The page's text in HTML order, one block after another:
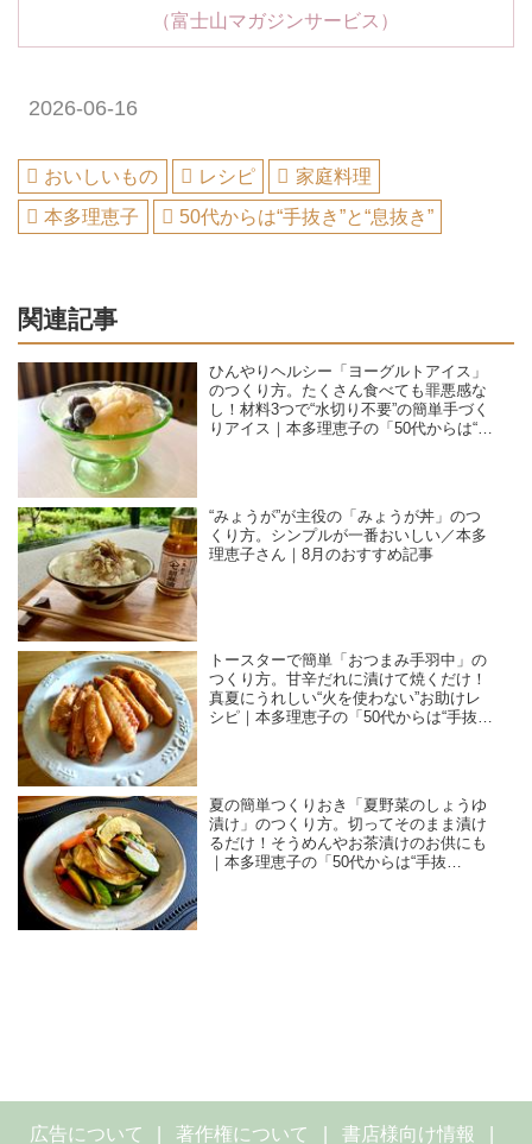
（富士山マガジンサービス）
2026-06-16
おいしいもの レシピ
家庭料理
本多理恵子
50代からは“手抜き”と“息抜き”
関連記事
ひんやりヘルシー「ヨーグルトアイス」
のつくり方。たくさん食べても罪悪感な
し！材料3つで“水切り不要”の簡単手づく
りアイス｜本多理恵子の「50代からは“手
“みょうが”が主役の「みょうが丼」のつ
くり方。シンプルが一番おいしい／本多
理恵子さん｜8月のおすすめ記事
トースターで簡単「おつまみ手羽中」の
つくり方。甘辛だれに漬けて焼くだけ！
真夏にうれしい“火を使わない”お助けレ
シピ｜本多理恵子の「50代からは“手抜
夏の簡単つくりおき「夏野菜のしょうゆ
漬け」のつくり方。切ってそのまま漬け
るだけ！そうめんやお茶漬けのお供にも
｜本多理恵子の「50代からは“手抜
広告について 著作権について 書店様向け情報